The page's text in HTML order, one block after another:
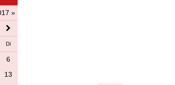
»
Di
6
13